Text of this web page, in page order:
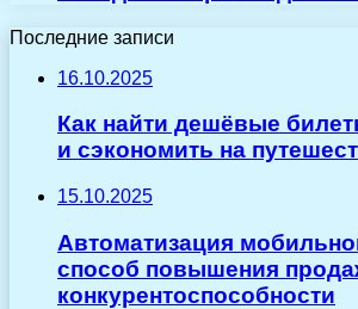
Последние записи
16.10.2025
Как найти дешёвые
и сэкономить на
15.10.2025
Автоматизация
способ повышения
конкурентоспособности